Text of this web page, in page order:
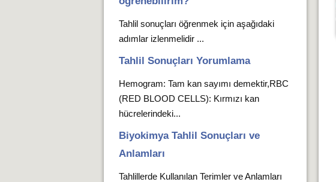
Tahlil sonuçları öğrenmek için aşağıdaki
adımlar izlenmelidir ...
Tahlil Sonuçları Yorumlama
Hemogram: Tam kan sayımı demektir,RBC
(RED BLOOD CELLS): Kırmızı kan
hücrelerindeki...
Biyokimya Tahlil Sonuçları ve
Anlamları
Tahlillerde Kullanılan Terimler ve Anlamları